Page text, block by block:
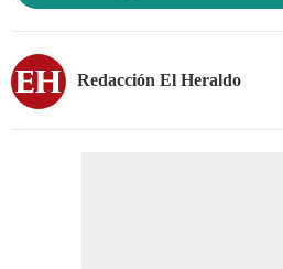
Redacción El Heraldo